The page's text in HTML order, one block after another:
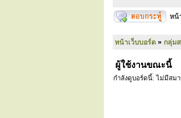
หน้
หน้าเว็บบอร์ด » กลุ่ม
ผู้ใช้งานขณะนี้
กำลังดูบอร์ดนี้: ไม่มีสม